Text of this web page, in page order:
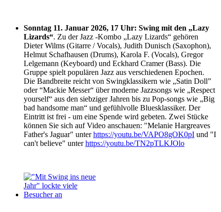
Sonntag 11. Januar 2026, 17 Uhr: Swing mit den „Lazy
Lizards“. Zu der Jazz -Kombo „Lazy Lizards“ gehören
Dieter Wilms (Gitarre / Vocals), Judith Dunisch (Saxophon),
Helmut Schafhausen (Drums), Karola F. (Vocals), Gregor
Lelgemann (Keyboard) und Eckhard Cramer (Bass). Die
Gruppe spielt populären Jazz aus verschiedenen Epochen.
Die Bandbreite reicht von Swingklassikern wie „Satin Doll”
oder “Mackie Messer“ über moderne Jazzsongs wie „Respect
yourself“ aus den siebziger Jahren bis zu Pop-songs wie „Big
bad handsome man“ und gefühlvolle Bluesklassiker. Der
Eintritt ist frei - um eine Spende wird gebeten. Zwei Stücke
können Sie sich auf Video anschauen: "Melanie Hargreaves
Father's Jaguar" unterhttps://youtu.be/VAPO8gOK0pI und "I
can't believe" unterhttps://youtu.be/TN2pTLKJOlo